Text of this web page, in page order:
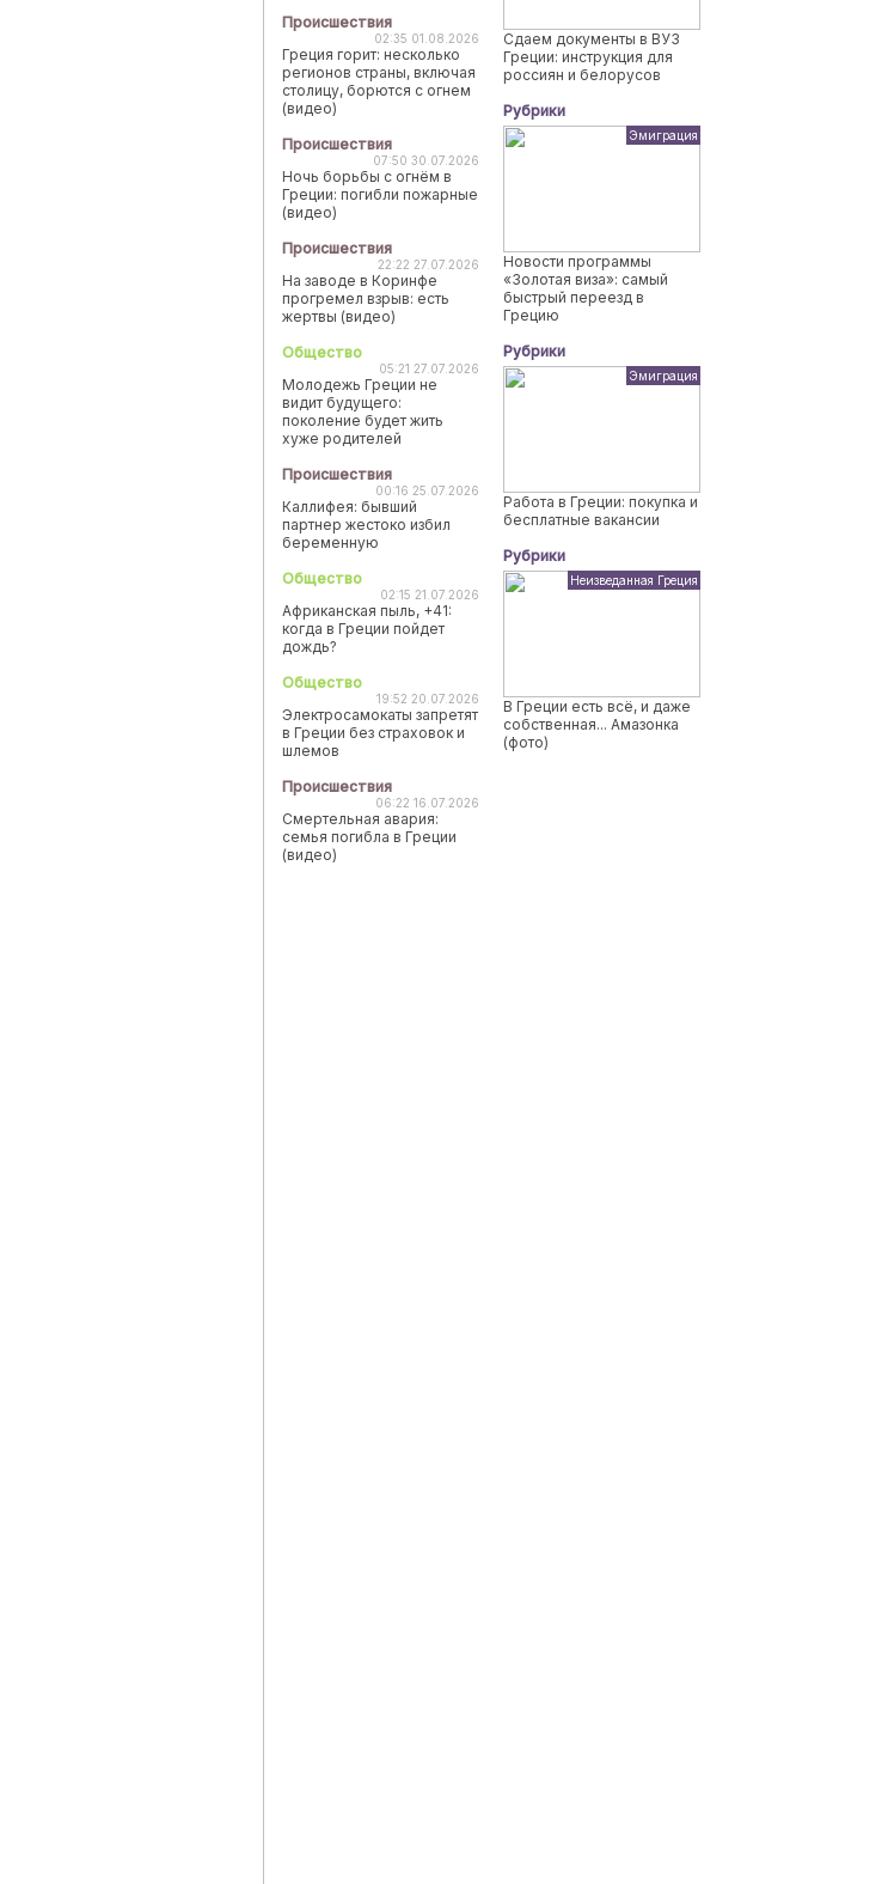
Происшествия
02:35 01.08.2026
Греция горит: несколько
регионов страны, включая
столицу, борются с огнем
(видео)
Происшествия
07:50 30.07.2026
Ночь борьбы с огнём в
Греции: погибли пожарные
(видео)
Происшествия
22:22 27.07.2026
На заводе в Коринфе
прогремел взрыв: есть
жертвы (видео)
Общество
05:21 27.07.2026
Молодежь Греции не
видит будущего:
поколение будет жить
хуже родителей
Происшествия
00:16 25.07.2026
Каллифея: бывший
партнер жестоко избил
беременную
Общество
02:15 21.07.2026
Африканская пыль, +41:
когда в Греции пойдет
дождь?
Общество
19:52 20.07.2026
Электросамокаты запретят
в Греции без страховок и
шлемов
Происшествия
06:22 16.07.2026
Смертельная авария:
семья погибла в Греции
(видео)
Сдаем документы в ВУЗ
Греции: инструкция для
россиян и белорусов
Рубрики
Эмиграция
Новости программы
«Золотая виза»: самый
быстрый переезд в
Грецию
Рубрики
Эмиграция
Работа в Греции: покупка и
бесплатные вакансии
Рубрики
Неизведанная Греция
В Греции есть всё, и даже
собственная... Амазонка
(фото)